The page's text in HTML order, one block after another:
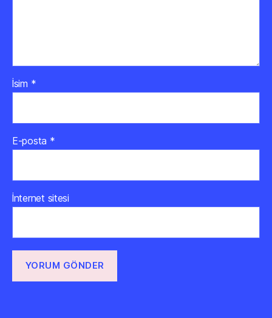
İsim *
E-posta *
İnternet sitesi